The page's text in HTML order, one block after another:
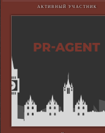
АКТИВНЫЙ УЧАСТНИК